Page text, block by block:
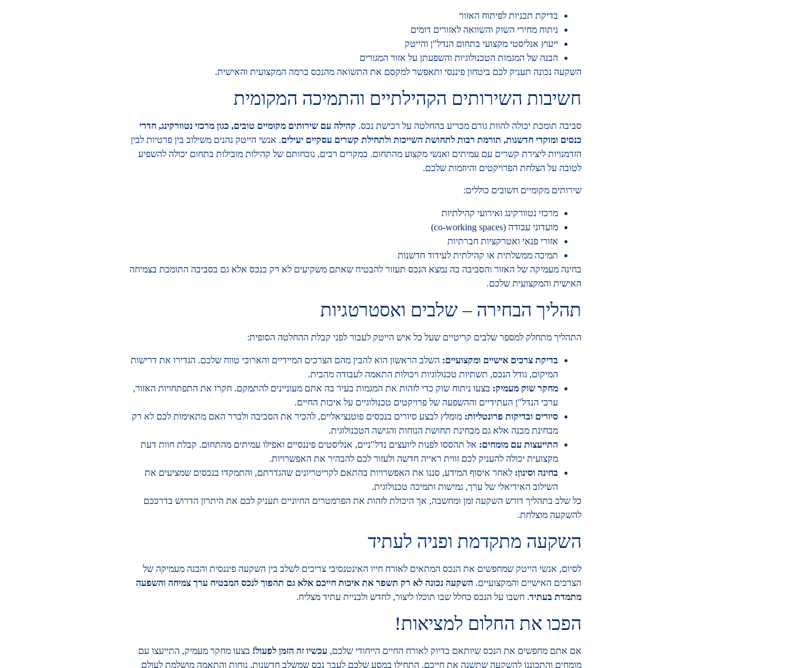
בדיקת תכניות לפיתוח האזור
ניתוח מחירי השוק והשוואה לאזורים דומים
ייעוץ אנליסטי מקצועי בתחום הנדל"ן והייטק
הבנה של המגמות הטכנולוגיות והשפעתן על אזור המגורים
השקעה נכונה תעניק לכם ביטחון פיננסי ותאפשר למקסם את התשואה מהנכס ברמה המקצועית והאישית.
חשיבות השירותים הקהילתיים והתמיכה המקומית
סביבה תומכת יכולה להוות גורם מכריע בהחלטה על רכישת נכס. קהילה עם שירותים מקומיים טובים, כגון מרכזי נטוורקינג, חדרי
כנסים ומוקדי חדשנות, תורמת רבות לתחושת השייכות ולתחילת קשרים עסקיים יעילים. אנשי הייטק נהנים משילוב בין פרטיות לבין
הזדמנויות ליצירת קשרים עם עמיתים ואנשי מקצוע מהתחום. במקרים רבים, נוכחותם של קהילות מובילות בתחום יכולה להשפיע
לטובה על הצלחת הפרויקטים והיוזמות שלכם.
שירותים מקומיים חשובים כוללים:
מרכזי נטוורקינג ואירועי קהילתיות
מועדוני עבודה (co-working spaces)
אזורי פנאי ואטרקציות חברתיות
תמיכה ממשלתית או קהילתית לעידוד חדשנות
בחינה מעמיקה של האזור והסביבה בה נמצא הנכס תעזור להבטיח שאתם משקיעים לא רק בנכס אלא גם בסביבה התומכת בצמיחה
האישית והמקצועית שלכם.
תהליך הבחירה – שלבים ואסטרטגיות
התהליך מתחלק למספר שלבים קריטיים שעל כל איש הייטק לעבור לפני קבלת ההחלטה הסופית:
בדיקת צרכים אישיים ומקצועיים: השלב הראשון הוא להבין מהם הצרכים המיידיים והארוכי טווח שלכם. הגדירו את דרישות
המיקום, גודל הנכס, תשתיות טכנולוגיות ויכולות התאמה לעבודה מהבית.
מחקר שוק מעמיק: בצעו ניתוח שוק כדי לזהות את המגמות בעיר בה אתם מעוניינים להתמקם. חקרו את התפתחויות האזור,
ערכי הנדל"ן העתידיים וההשפעה של פרויקטים טכנולוגיים על איכות החיים.
סיורים ובדיקות פרונטליות: מומלץ לבצע סיורים בנכסים פוטנציאליים, להכיר את הסביבה ולברר האם מתאימות לכם לא רק
מבחינת מבנה אלא גם מבחינת תחושת הנוחות והגישה הטכנולוגית.
התייעצות עם מומחים: אל תהססו לפנות ליועצים נדל"ניים, אנליסטים פיננסיים ואפילו עמיתים מהתחום. קבלת חוות דעת
מקצועית יכולה להעניק לכם זווית ראייה חדשה ולעזור לכם להבהיר את האפשרויות.
בחינה וסינון: לאחר איסוף המידע, סננו את האפשרויות בהתאם לקריטריונים שהגדרתם, והתמקדו בנכסים שמציעים את
השילוב האידיאלי של ערך, גמישות ותמיכה טכנולוגית.
כל שלב בתהליך דורש השקעה זמן ומחשבה, אך היכולת לזהות את הפרמטרים החיוניים תעניק לכם את היתרון הדרוש בדרככם
להשקעה מוצלחת.
השקעה מתקדמת ופניה לעתיד
לסיום, אנשי הייטק שמחפשים את הנכס המתאים לאורח חייו האינטנסיבי צריכים לשלב בין השקעה פיננסית והבנה מעמיקה של
הצרכים האישיים והמקצועיים. השקעה נכונה לא רק תשפר את איכות חייכם אלא גם תהפוך לנכס המבטיח ערך צמיחה והשפעה
מתמדת בעתיד. חשבו על הנכס כחלל שבו תוכלו ליצור, לחדש ולבניית עתיד מצליח.
הפכו את החלום למציאות!
אם אתם מחפשים את הנכס שיותאם בדיוק לאורח החיים הייחודי שלכם, עכשיו זה הזמן לפעול! בצעו מחקר מעמיק, התייעצו עם
מומחים והתכוננו להשקעה שתשנה את חייכם. התחילו במסע שלכם לעבר נכס שמשלב חדשנות, נוחות והתאמה מושלמת לעולם